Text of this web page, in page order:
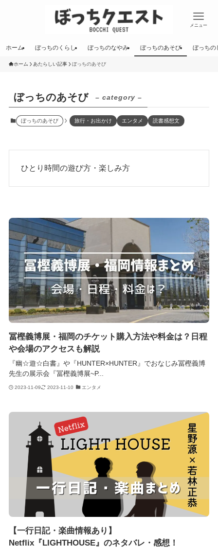
メニュー
ホーム ぼっちのくらし ぼっちのなやみ ぼっちのあそび ぼっちの
ホーム あたらしい記事 ぼっちのあそび
ぼっちのあそび – category –
ぼっちのあそび 旅行・お出かけ エンタメ 読書感想文
ひとり時間の遊び方・楽しみ方
冨樫義博展・福岡のチケット購入方法や料金は？日程
や会場のアクセスも解説
『幽☆遊☆白書』や『HUNTER×HUNTER』でおなじみ冨樫義博
先生の展示会『冨樫義博展~P...
2023-11-09 2023-11-10 エンタメ
【一行日記・楽曲情報あり】
Netflix『LIGHTHOUSE』のネタバレ・感想！